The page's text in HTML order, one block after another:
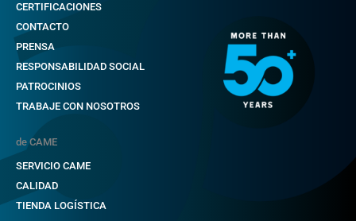
CERTIFICACIONES
CONTACTO
PRENSA
RESPONSABILIDAD SOCIAL
PATROCINIOS
TRABAJE CON NOSOTROS
de CAME
SERVICIO CAME
CALIDAD
TIENDA LOGÍSTICA